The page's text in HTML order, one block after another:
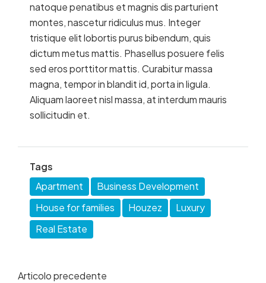
natoque penatibus et magnis dis parturient
montes, nascetur ridiculus mus. Integer
tristique elit lobortis purus bibendum, quis
dictum metus mattis. Phasellus posuere felis
sed eros porttitor mattis. Curabitur massa
magna, tempor in blandit id, porta in ligula.
Aliquam laoreet nisl massa, at interdum mauris
sollicitudin et.
Tags
Apartment
Business Development
House for families
Houzez
Luxury
Real Estate
Articolo precedente